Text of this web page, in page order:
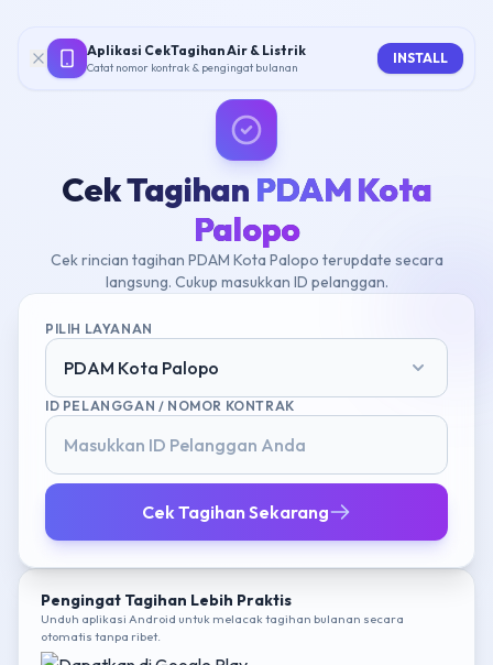
Aplikasi CekTagihan Air & Listrik
Catat nomor kontrak & pengingat bulanan
INSTALL
Cek Tagihan PDAM Kota
Palopo
Cek rincian tagihan PDAM Kota Palopo terupdate secara
langsung. Cukup masukkan ID pelanggan.
PILIH LAYANAN
PDAM Kota Palopo
ID PELANGGAN / NOMOR KONTRAK
Cek Tagihan Sekarang
Pengingat Tagihan Lebih Praktis
Unduh aplikasi Android untuk melacak tagihan bulanan secara
otomatis tanpa ribet.